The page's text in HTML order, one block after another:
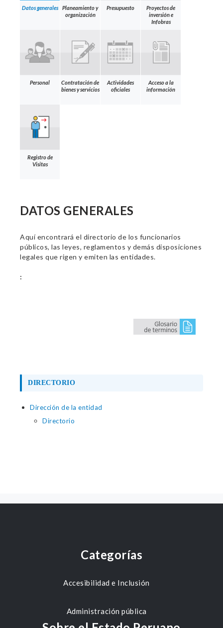
Datos generales
Planeamiento y
organización
Presupuesto
Proyectos de
inversión e
Infobras
Personal
Contratación de
bienes y servicios
Actividades
oficiales
Acceso a la
información
Registro de
Visitas
DATOS GENERALES
Aquí encontrará el directorio de los funcionarios
públicos, las leyes, reglamentos y demás disposiciones
legales que rigen y emiten las entidades.
:
DIRECTORIO
Dirección de la entidad
Directorio
Categorías
Accesibilidad e Inclusión
Administración pública